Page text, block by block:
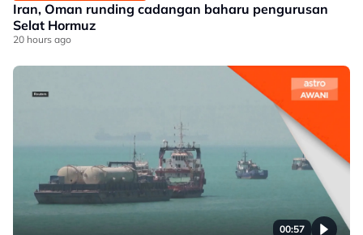
Iran, Oman runding cadangan baharu pengurusan
Selat Hormuz
20 hours ago
00:57